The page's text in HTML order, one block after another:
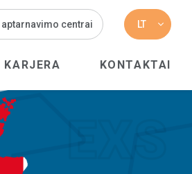
aptarnavimo centrai LT
KARJERA KONTAKTAI